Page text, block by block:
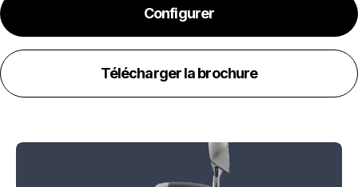
Configurer
Télécharger la brochure